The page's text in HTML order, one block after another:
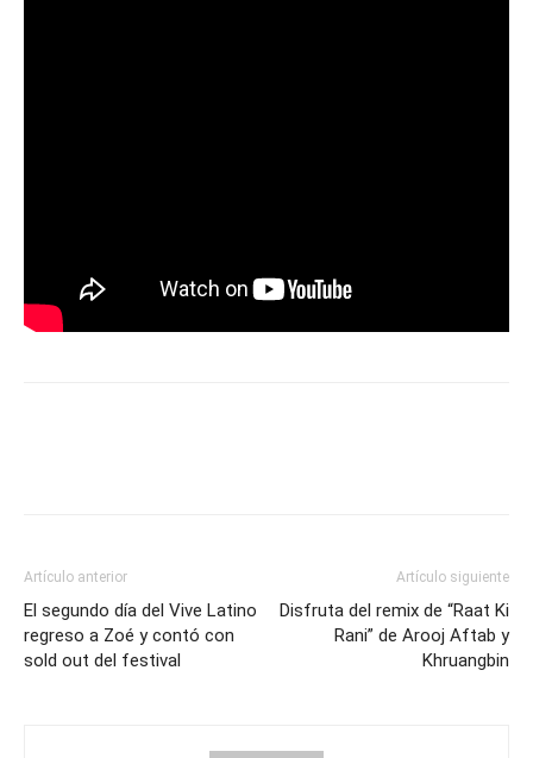
Artículo anterior
El segundo día del Vive Latino
regreso a Zoé y contó con
sold out del festival
Artículo siguiente
Disfruta del remix de “Raat Ki
Rani” de Arooj Aftab y
Khruangbin